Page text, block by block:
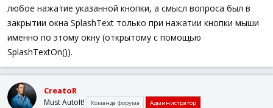
любое нажатие указанной кнопки, а смысл вопроса был в
закрытии окна SplashText только при нажатии кнопки мыши
именно по этому окну (открытому с помощью
SplashTextOn()).
CreatoR
Must AutoIt! Команда форума Администратор